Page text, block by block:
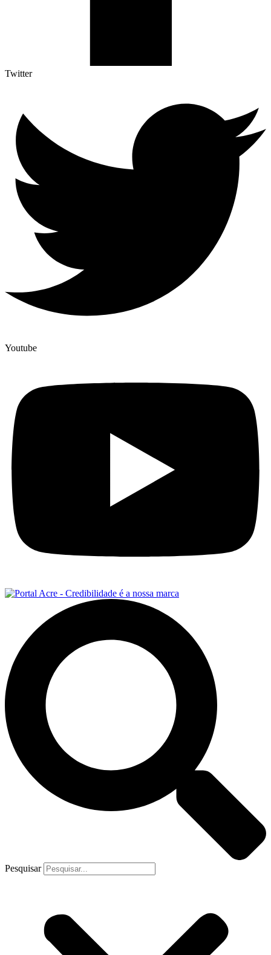
Twitter
Youtube
Pesquisar